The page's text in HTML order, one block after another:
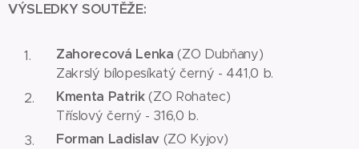
VÝSLEDKY SOUTĚŽE:
Zahorecová Lenka (ZO Dubňany)
Zakrslý bílopesíkatý černý - 441,0 b.
Kmenta Patrik(ZO Rohatec)
Tříslový černý - 316,0 b.
Forman Ladislav (ZO Kyjov)